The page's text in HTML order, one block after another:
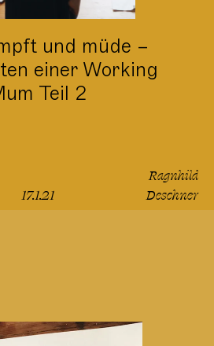
und müde –
einer Working
Teil 2
17.1.21
Ragnhild
Deschner